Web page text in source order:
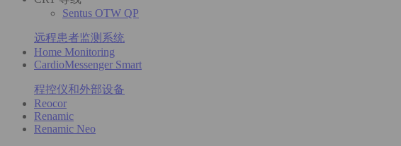
Sentus OTW QP
远程患者监测系统
Home Monitoring
CardioMessenger Smart
程控仪和外部设备
Reocor
Renamic
Renamic Neo